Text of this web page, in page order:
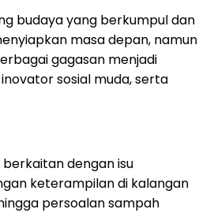
budaya yang berkumpul dan
masa depan, namun
gagasan menjadi
sosial muda, serta
dengan isu
keterampilan di kalangan
persoalan sampah